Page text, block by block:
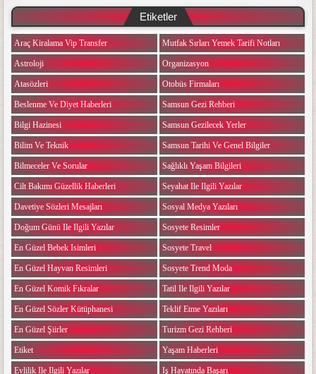
Etiketler
Araç Kiralama Vip Transfer
Astroloji
Atasözleri
Beslenme Ve Diyet Haberleri
Bilgi Hazinesi
Bilim Ve Teknik
Bilmeceler Ve Sorular
Cilt Bakımı Güzellik Haberleri
Davetiye Sözleri Mesajları
Doğum Günü Ile Ilgili Yazılar
En Güzel Bebek Isimleri
En Güzel Hayvan Resimleri
En Güzel Komik Fıkralar
En Güzel Sözler Kütüphanesi
En Güzel Şiirler
Etiket
Evlilik Ile Ilgili Yazılar
Mutfak Sırları Yemek Tarifi Notları
Organizasyon
Otobüs Firmaları
Samsun Gezi Rehberi
Samsun Gezilecek Yerler
Samsun Tarihi Ve Genel Bilgiler
Sağlıklı Yaşam Bilgileri
Seyahat Ile Ilgili Yazılar
Sosyal Medya Yazıları
Sosyete Resimler
Sosyete Travel
Sosyete Trend Moda
Tatil Ile Ilgili Yazılar
Teklif Etme Yazıları
Turizm Gezi Rehberi
Yaşam Haberleri
Iş Hayatında Başarı